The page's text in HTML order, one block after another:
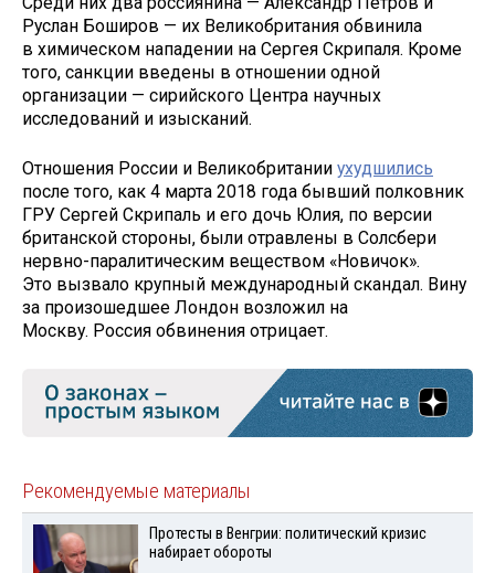
Руслан Боширов — их Великобритания обвинила
в химическом нападении на Сергея Скрипаля. Кроме
того, санкции введены в отношении одной
организации — сирийского Центра научных
исследований и изысканий.
Отношения России и Великобритании ухудшились
после того, как 4 марта 2018 года бывший полковник
ГРУ Сергей Скрипаль и его дочь Юлия, по версии
британской стороны, были отравлены в Солсбери
нервно-паралитическим веществом «Новичок».
Это вызвало крупный международный скандал. Вину
за произошедшее Лондон возложил на
Москву. Россия обвинения отрицает.
Рекомендуемые материалы
Протесты в Венгрии: политический кризис
набирает обороты